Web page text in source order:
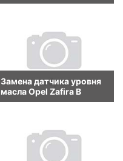
Замена датчика уровня
масла Opel Zafira B